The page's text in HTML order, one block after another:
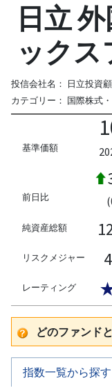
日立
ックス
投信会社名： 日立投資
カテゴリー： 国際株式
基準価額
前日比
純資産総額
リスクメジャー
レーティング
どのファンド
指数一覧から探す